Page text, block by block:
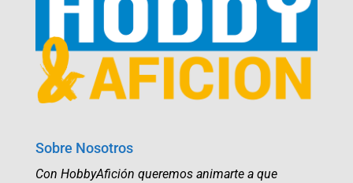
Sobre Nosotros
Con HobbyAfición queremos animarte a que